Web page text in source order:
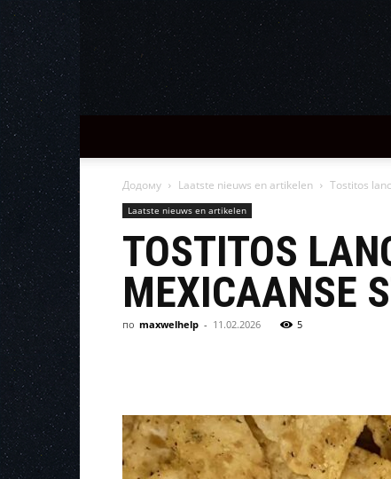
Додому Laatste nieuws en artikelen Tostitos
Laatste nieuws en artikelen
TOSTITOS
MEXICAANSE
по maxwelhelp - 11.02.2026 5